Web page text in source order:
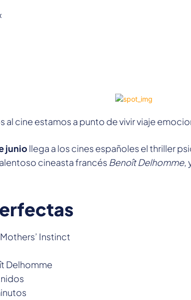
al cine estamos a punto de vivir viaje
junio llega a los cines españoles el thriller
cineasta francés Benoît Delhomme,
Mothers’ Instinct
Delhomme